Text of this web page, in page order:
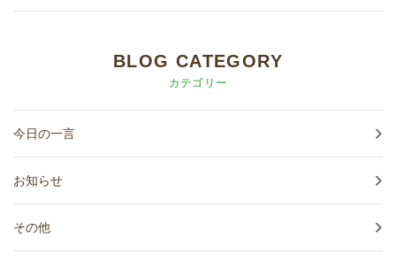
BLOG CATEGORY
カテゴリー
今日の一言
お知らせ
その他